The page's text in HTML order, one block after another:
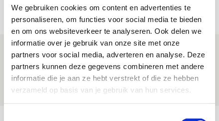
We gebruiken cookies om content en advertenties te
personaliseren, om functies voor social media te bieden
en om ons websiteverkeer te analyseren. Ook delen we
informatie over je gebruik van onze site met onze
partners voor social media, adverteren en analyse. Deze
partners kunnen deze gegevens combineren met andere
informatie die je aan ze hebt verstrekt of die ze hebben
verzameld op basis van je gebruik van hun services.
08 AUGUSTUS 2026 - 11:34
NIEUWS
Spelen bij Jong Ajax of Ajax 1? Dat
maakt Abdalla ‘geen reet’ uit
08 AUGUSTUS 2026 - 10:04
NIEUWS